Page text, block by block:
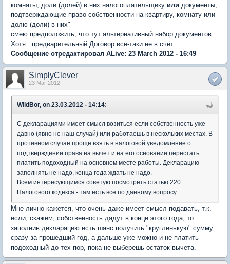
комнаты, доли (долей) в них налогоплательщику или документы,
подтверждающие право собственности на квартиру, комнату или
долю (доли) в них"
смею предположить, что тут альтернативный набор документов.
Хотя...предварительный Договор всё-таки не в счёт.
Сообщение отредактировал ALive: 23 March 2012 - 16:49
SimplyClever
23 Mar 2012
WildBor, on 23.03.2012 - 14:14:
С декларациями имеет смысл возиться если собственность уже
давно (явно не наш случай) или работаешь в нескольких местах. В
противном случае проще взять в налоговой уведомление о
подтверждении права на вычет и на его основании перестать
платить подоходный на основном месте работы. Декларацию
заполнять не надо, конца года ждать не надо.
Всем интересующимся советую посмотреть статью 220
Налогового кодекса - там есть все по данному вопросу.
Мне лично кажется, что очень даже имеет смысл подавать, т.к.
если, скажем, собственность дадут в конце этого года, то
заполнив декларацию есть шанс получить "кругленькую" сумму
сразу за прошедший год, а дальше уже можно и не платить
подоходный до тех пор, пока не выберешь остаток вычета.